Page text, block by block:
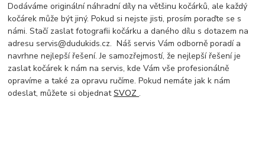
Dodáváme originální náhradní díly na většinu kočárků, ale každý
kočárek může být jiný. Pokud si nejste jisti, prosím poraďte se s
námi. Stačí zaslat fotografii kočárku a daného dílu s dotazem na
adresu servis@dudukids.cz. Náš servis Vám odborně poradí a
navrhne nejlepší řešení. Je samozřejmostí, že nejlepší řešení je
zaslat kočárek k nám na servis, kde Vám vše profesionálně
opravíme a také za opravu ručíme. Pokud nemáte jak k nám
odeslat, můžete si objednatSVOZ.